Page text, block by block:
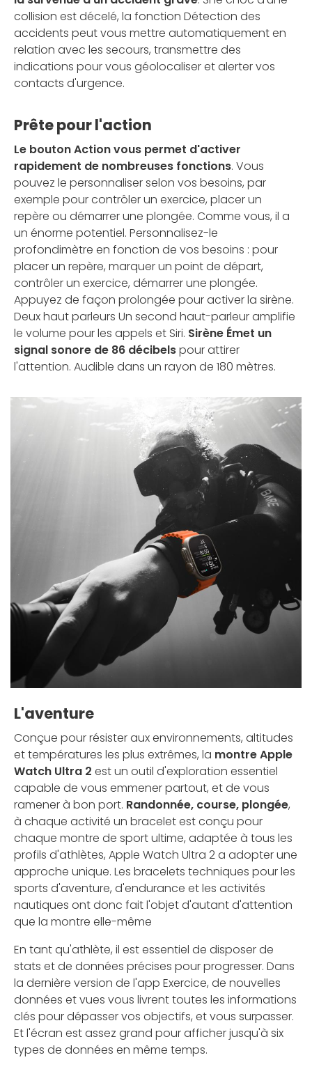
collision est décelé, la fonction Détection des
accidents peut vous mettre automatiquement en
relation avec les secours, transmettre des
indications pour vous géolocaliser et alerter vos
contacts d'urgence.
Prête pour l'action
Le bouton Action vous permet d'activer
rapidement de nombreuses fonctions. Vous
pouvez le personnaliser selon vos besoins, par
exemple pour contrôler un exercice, placer un
repère ou démarrer une plongée. Comme vous, il a
un énorme potentiel. Personnalisez-le
profondimètre en fonction de vos besoins : pour
placer un repère, marquer un point de départ,
contrôler un exercice, démarrer une plongée.
Appuyez de façon prolongée pour activer la sirène.
Deux haut parleurs Un second haut-parleur amplifie
le volume pour les appels et Siri. Sirène Émet un
signal sonore de 86 décibelspour attirer
l'attention. Audible dans un rayon de 180 mètres.
L'aventure
Conçue pour résister aux environnements, altitudes
et températures les plus extrêmes, la montre Apple
Watch Ultra 2 est un outil d'exploration essentiel
capable de vous emmener partout, et de vous
ramener à bon port. Randonnée, course, plongée,
à chaque activité un bracelet est conçu pour
chaque montre de sport ultime, adaptée à tous les
profils d'athlètes, Apple Watch Ultra 2 a adopter une
approche unique. Les bracelets techniques pour les
sports d'aventure, d'endurance et les activités
nautiques ont donc fait l'objet d'autant d'attention
que la montre elle-même
En tant qu'athlète, il est essentiel de disposer de
stats et de données précises pour progresser. Dans
la dernière version de l'app Exercice, de nouvelles
données et vues vous livrent toutes les informations
clés pour dépasser vos objectifs, et vous surpasser.
Et l'écran est assez grand pour afficher jusqu'à six
types de données en même temps.